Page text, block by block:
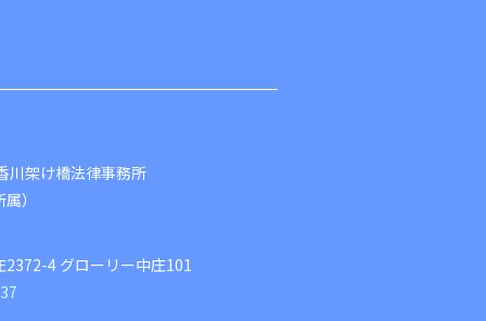
川架け橋法律事務所
）
2372-4 グローリー中庄101